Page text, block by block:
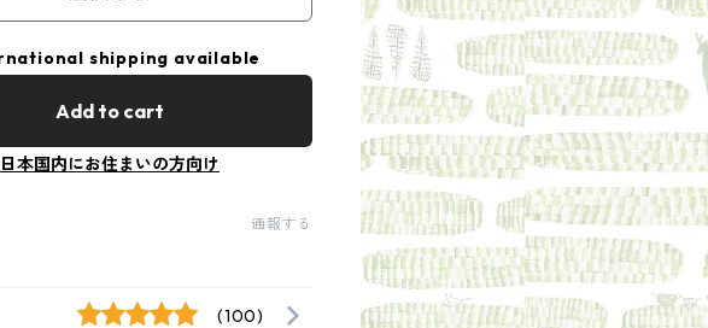
shipping available
Add to cart
日本国内にお住まいの方向け
通報する
(100)